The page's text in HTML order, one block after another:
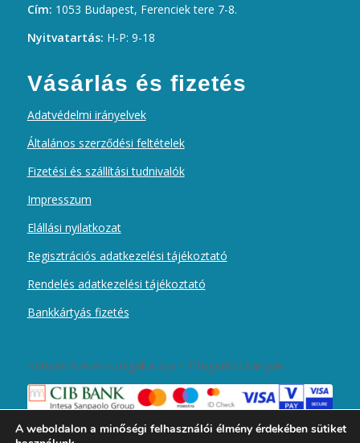
Cím: 1053 Budapest, Ferenciek tere 7-8.
Nyitvatartás: H-P: 9-18
Vásárlás és fizetés
Adatvédelmi irányelvek
Általános szerződési feltételek
Fizetési és szállítási tudnivalók
Impresszum
Elállási nyilatkozat
Regisztrációs adatkezelési tájékoztató
Rendelés adatkezelési tájékoztató
Bankkártyás fizetés
Kártyás fizetés szolgáltatója – Elfogadott kártyák
A weboldalon a minőségi felhasználói élmény érdekében sütiket